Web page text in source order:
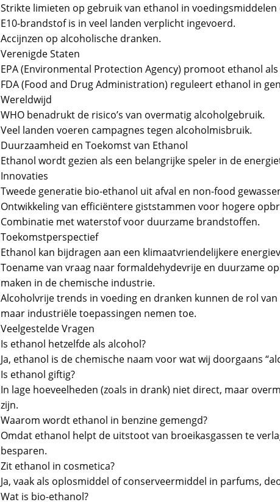
Strikte limieten op gebruik van ethanol in voedingsmiddelen
E10-brandstof is in veel landen verplicht ingevoerd.
Accijnzen op alcoholische dranken.
Verenigde Staten
EPA (Environmental Protection Agency) promoot ethanol
FDA (Food and Drug Administration) reguleert ethanol in
Wereldwijd
WHO benadrukt de risico’s van overmatig alcoholgebruik.
Veel landen voeren campagnes tegen alcoholmisbruik.
Duurzaamheid en Toekomst van Ethanol
Ethanol wordt gezien als een belangrijke speler in de
Innovaties
Tweede generatie bio-ethanol uit afval en non-food
Ontwikkeling van efficiëntere giststammen voor hogere
Combinatie met waterstof voor duurzame brandstoffen.
Toekomstperspectief
Ethanol kan bijdragen aan een klimaatvriendelijkere
Toename van vraag naar formaldehydevrije en duurzame
maken in de chemische industrie.
Alcoholvrije trends in voeding en dranken kunnen de rol
maar industriële toepassingen nemen toe.
Veelgestelde Vragen
Is ethanol hetzelfde als alcohol?
Ja, ethanol is de chemische naam voor wat wij doorgaans
Is ethanol giftig?
In lage hoeveelheden (zoals in drank) niet direct, maar
zijn.
Waarom wordt ethanol in benzine gemengd?
Omdat ethanol helpt de uitstoot van broeikasgassen te
besparen.
Zit ethanol in cosmetica?
Ja, vaak als oplosmiddel of conserveermiddel in parfums,
Wat is bio-ethanol?